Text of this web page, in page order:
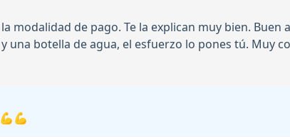
modalidad de pago. Te la explican muy bien. Buen
una botella de agua, el esfuerzo lo pones tú. Muy